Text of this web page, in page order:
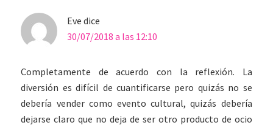
los
lectores
Eve dice
30/07/2018 a las 12:10
Completamente de acuerdo con la reflexión. La
diversión es difícil de cuantificarse pero quizás no se
debería vender como evento cultural, quizás debería
dejarse claro que no deja de ser otro producto de ocio